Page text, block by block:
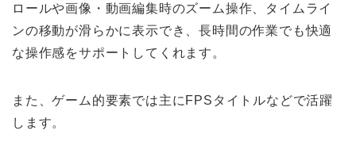
ロールや画像・動画編集時のズーム操作、タイムライ
ンの移動が滑らかに表示でき、長時間の作業でも快適
な操作感をサポートしてくれます。
また、ゲーム的要素では主にFPSタイトルなどで活躍
します。